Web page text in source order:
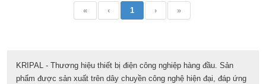
« ‹ 1 › »
KRIPAL - Thương hiệu thiết bị điện công nghiệp hàng đầu. Sản
phẩm được sản xuất trên dây chuyền công nghệ hiện đại, đáp ứng